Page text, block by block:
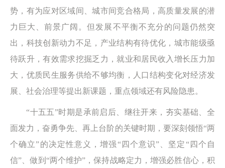
势，有为应对区域间、城市间竞合格局，高质量发展的潜
力巨大、前景广阔。但发展不平衡不充分的问题仍然突
出，科技创新动力不足，产业结构有待优化，城市能级亟
待跃升，有效需求挖掘乏力，就业和居民收入增长压力加
大，优质民生服务供给不够均衡，人口结构变化对经济发
展、社会治理等提出新课题，重点领域还有风险隐患。
“十五五”时期是承前启后、继往开来，夯实基础、全
面发力，奋勇争先、再上台阶的关键时期，要深刻领悟“两
个确立”的决定性意义，增强“四个意识”、坚定“四个自
信”、做到“两个维护”，保持战略定力，增强必胜信心，积